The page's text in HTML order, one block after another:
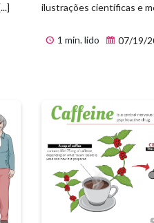
ilustrações científicas e
1 min. lido 07/19/